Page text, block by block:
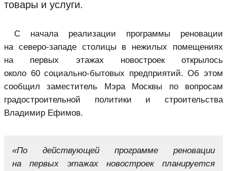
товары и услуги.
С начала реализации программы реновации
на северо-западе столицы в нежилых помещениях
на первых этажах новостроек открылось
около 60 социально-бытовых предприятий. Об этом
сообщил заместитель Мэра Москвы по вопросам
градостроительной политики и строительства
Владимир Ефимов.
«По действующей программе реновации
на первых этажах новостроек планируется